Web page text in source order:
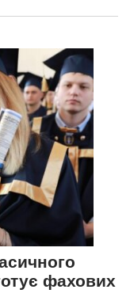
фахових